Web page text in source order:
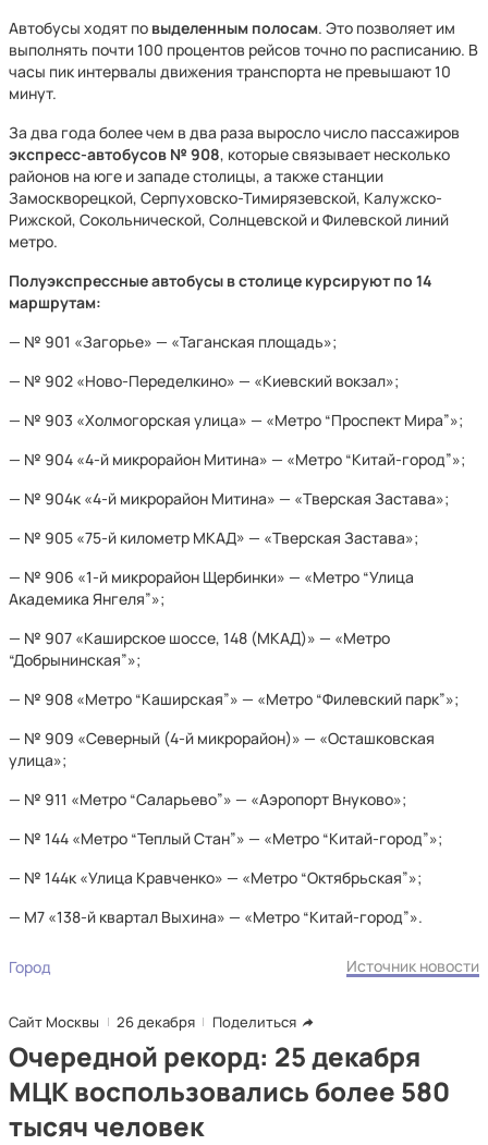
Автобусы ходят по выделенным полосам. Это позволяет им
выполнять почти 100 процентов рейсов точно по расписанию. В
часы пик интервалы движения транспорта не превышают 10
минут.
За два года более чем в два раза выросло число пассажиров
экспресс-автобусов № 908, которые связывает несколько
районов на юге и западе столицы, а также станции
Замоскворецкой, Серпуховско-Тимирязевской, Калужско-
Рижской, Сокольнической, Солнцевской и Филевской линий
метро.
Полуэкспрессные автобусы в столице курсируют по 14
маршрутам:
— № 901 «Загорье» — «Таганская площадь»;
— № 902 «Ново-Переделкино» — «Киевский вокзал»;
— № 903 «Холмогорская улица» — «Метро “Проспект Мира”»;
— № 904 «4-й микрорайон Митина» — «Метро “Китай-город”»;
— № 904к «4-й микрорайон Митина» — «Тверская Застава»;
— № 905 «75-й километр МКАД» — «Тверская Застава»;
— № 906 «1-й микрорайон Щербинки» — «Метро “Улица
Академика Янгеля”»;
— № 907 «Каширское шоссе, 148 (МКАД)» — «Метро
“Добрынинская”»;
— № 908 «Метро “Каширская”» — «Метро “Филевский парк”»;
— № 909 «Северный (4-й микрорайон)» — «Осташковская
улица»;
— № 911 «Метро “Саларьево”» — «Аэропорт Внуково»;
— № 144 «Метро “Теплый Стан”» — «Метро “Китай-город”»;
— № 144к «Улица Кравченко» — «Метро “Октябрьская”»;
— М7 «138-й квартал Выхина» — «Метро “Китай-город”».
Город Источник новости
Сайт Москвы 26 декабря Поделиться
Очередной рекорд: 25 декабря
МЦК воспользовались более 580
тысяч человек